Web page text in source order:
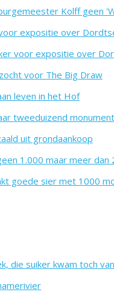
Kolff geen
expositie over
voor expositie over
voor The Big Draw
leven in het Hof
tweeduizend
uit grondaankoop
1.000 maar meer dan
goede sier met 1000
die suiker kwam toch